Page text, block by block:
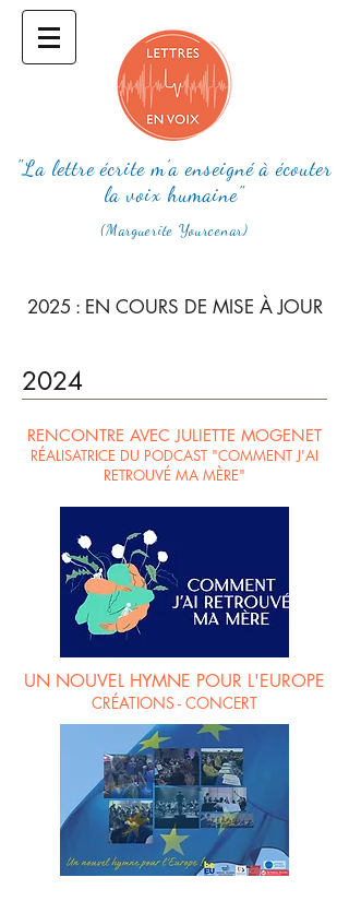
"La lettre écrite m'a enseigné à écouter
la voix humaine"
(Marguerite Yourcenar)
2025 : EN COURS DE MISE À JOUR
2024
RENCONTRE AVEC JULIETTE MOGENET
RÉALISATRICE DU PODCAST "COMMENT J'AI
RETROUVÉ MA MÈRE"
UN NOUVEL HYMNE POUR L'EUROPE
CRÉATIONS - CONCERT